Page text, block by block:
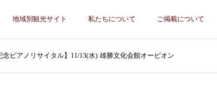
地域別観光サイト 私たちについて ご掲載について
ピアノリサイタル】11/13(水) 雄勝文化会館オービオン